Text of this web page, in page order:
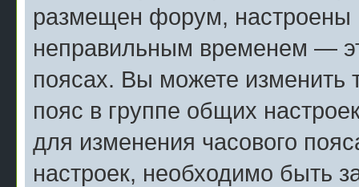
размещен форум, настроены
неправильным временем —
поясах. Вы можете изменить
пояс в группе общих
для изменения часового
настроек, необходимо быть